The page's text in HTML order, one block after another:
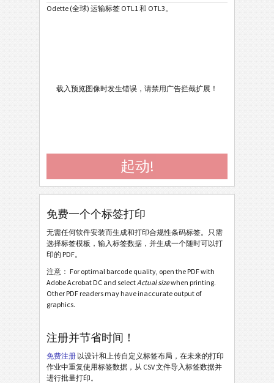
O Odette
Odette OTL 1 (V1Rev4) - Master Mixed
Odette OTL 3 - Generic
Odette OTL 3 - Single / Master
Odette OTL 3 - Master Multiple
Odette OTL 3 - Master Mixed
Odette OTL 3 - L3P - Master Mixed
Odette (全球) 运输标签 OTL1 和 OTL3。
载入预览图像时发生错误，请禁用广告拦截扩展！
起动!
免费一个个标签打印
无需任何软件安装而生成和打印合规性条码标签。只需
选择标签模板，输入标签数据，并生成一个随时可以打
印的 PDF。
注意： For optimal barcode quality, open the PDF with
Adobe Acrobat DC and selectActual sizewhen printing.
Other PDF readers may have inaccurate output of
graphics.
注册并节省时间！
免费注册 以设计和上传自定义标签布局，在未来的打印
作业中重复使用标签数据，从 CSV 文件导入标签数据并
进行批量打印。